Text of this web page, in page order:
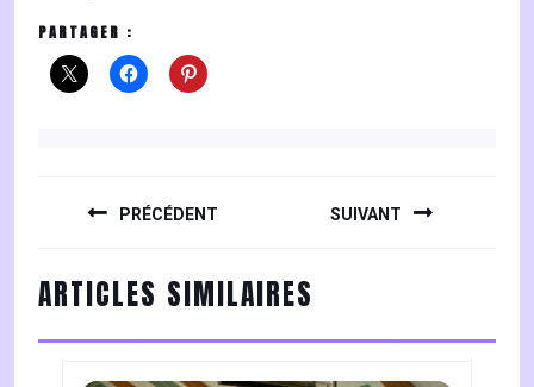
PARTAGER :
PRÉCÉDENT
post:
SUIVANT
post:
ARTICLES SIMILAIRES